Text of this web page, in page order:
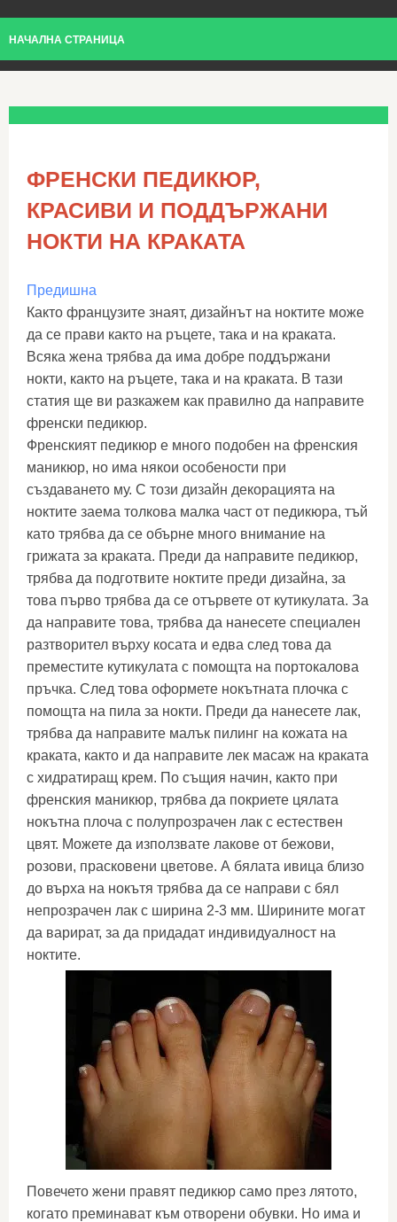
НАЧАЛНА СТРАНИЦА
ФРЕНСКИ ПЕДИКЮР,
КРАСИВИ И ПОДДЪРЖАНИ
НОКТИ НА КРАКАТА
Предишна
Както французите знаят, дизайнът на ноктите може
да се прави както на ръцете, така и на краката.
Всяка жена трябва да има добре поддържани
нокти, както на ръцете, така и на краката. В тази
статия ще ви разкажем как правилно да направите
френски педикюр.
Френският педикюр е много подобен на френския
маникюр, но има някои особености при
създаването му. С този дизайн декорацията на
ноктите заема толкова малка част от педикюра, тъй
като трябва да се обърне много внимание на
грижата за краката. Преди да направите педикюр,
трябва да подготвите ноктите преди дизайна, за
това първо трябва да се отървете от кутикулата. За
да направите това, трябва да нанесете специален
разтворител върху косата и едва след това да
преместите кутикулата с помощта на портокалова
пръчка. След това оформете нокътната плочка с
помощта на пила за нокти. Преди да нанесете лак,
трябва да направите малък пилинг на кожата на
краката, както и да направите лек масаж на краката
с хидратиращ крем. По същия начин, както при
френския маникюр, трябва да покриете цялата
нокътна плоча с полупрозрачен лак с естествен
цвят. Можете да използвате лакове от бежови,
розови, прасковени цветове. А бялата ивица близо
до върха на нокътя трябва да се направи с бял
непрозрачен лак с ширина 2-3 мм. Ширините могат
да варират, за да придадат индивидуалност на
ноктите.
Повечето жени правят педикюр само през лятото,
когато преминават към отворени обувки. Но има и